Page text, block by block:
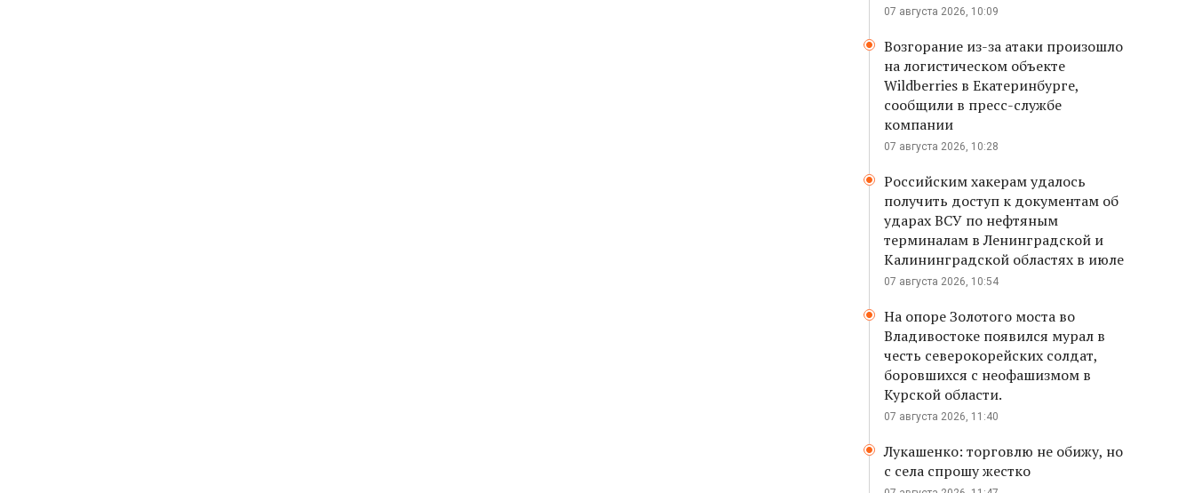
07 августа 2026, 10:09
Возгорание из-за атаки произошло
на логистическом объекте
Wildberries в Екатеринбурге,
сообщили в пресс-службе
компании
07 августа 2026, 10:28
Российским хакерам удалось
получить доступ к документам об
ударах ВСУ по нефтяным
терминалам в Ленинградской и
Калининградской областях в июле
07 августа 2026, 10:54
На опоре Золотого моста во
Владивостоке появился мурал в
честь северокорейских солдат,
боровшихся с неофашизмом в
Курской области.
07 августа 2026, 11:40
Лукашенко: торговлю не обижу, но
с села спрошу жестко